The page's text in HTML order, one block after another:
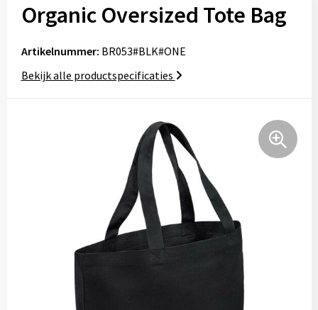
Organic Oversized Tote Bag
Artikelnummer: BR053#BLK#ONE
Bekijk alle productspecificaties